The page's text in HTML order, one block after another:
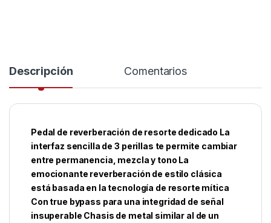
Descripción Comentarios
Pedal de reverberación de resorte dedicado La
interfaz sencilla de 3 perillas te permite cambiar
entre permanencia, mezcla y tono La
emocionante reverberación de estilo clásica
está basada en la tecnología de resorte mítica
Con true bypass para una integridad de señal
insuperable Chasis de metal similar al de un